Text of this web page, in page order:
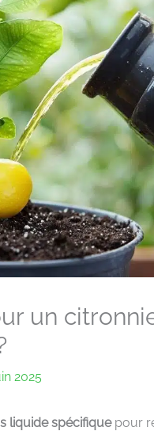
un
2025
liquide spécifiquepour